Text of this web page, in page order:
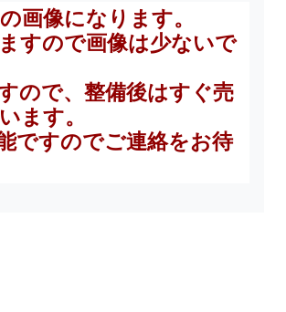
画像になります。
すので画像は少ないで
ので、整備後はすぐ売
ます。
ですのでご連絡をお待